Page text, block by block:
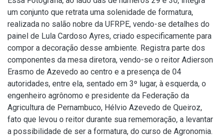
um conjunto que retrata uma solenidade de formatura,
realizada no salão nobre da UFRPE, vendo-se detalhes do
painel de Lula Cardoso Ayres, criado especificamente para
compor a decoração desse ambiente. Registra parte dos
componentes da mesa diretora, vendo-se o reitor Adierson
Erasmo de Azevedo ao centro e a presença de 04
autoridades, entre ela, sentado em 3º lugar, à esquerda, o
engenheiro agrônomo e presidente da Federação da
Agricultura de Pernambuco, Hélvio Azevedo de Queiroz,
fato que levou o reitor durante sua rememoração, a levantar
a possibilidade de ser a formatura, do curso de Agronomia.